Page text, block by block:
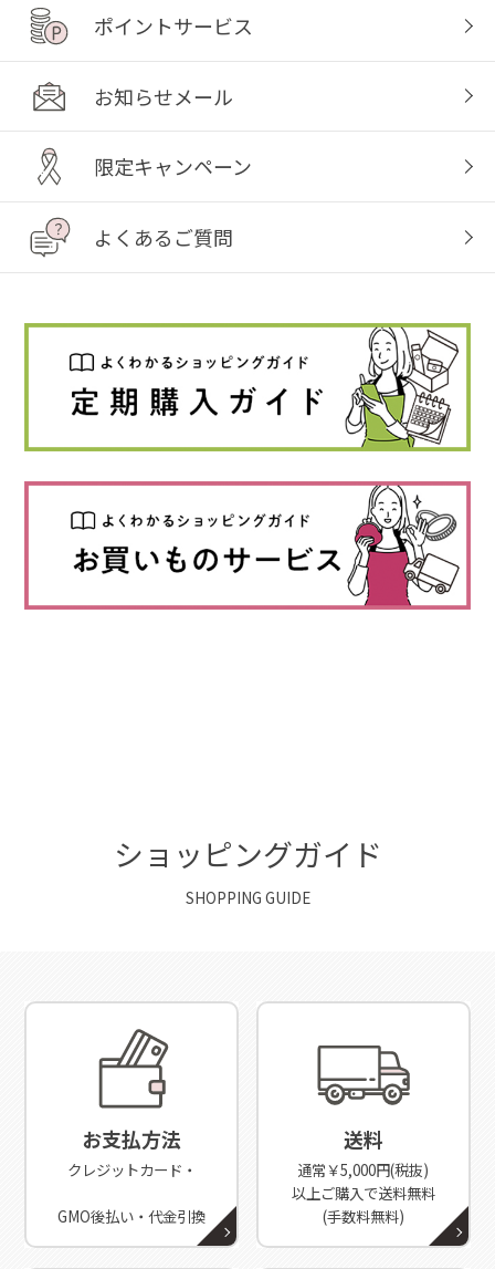
ポイントサービス
お知らせメール
限定キャンペーン
よくあるご質問
ショッピングガイド
SHOPPING GUIDE
お支払方法
クレジットカード・
GMO後払い・代金引換
送料
通常￥5,000円(税抜)
以上ご購入で送料無料
(手数料無料)